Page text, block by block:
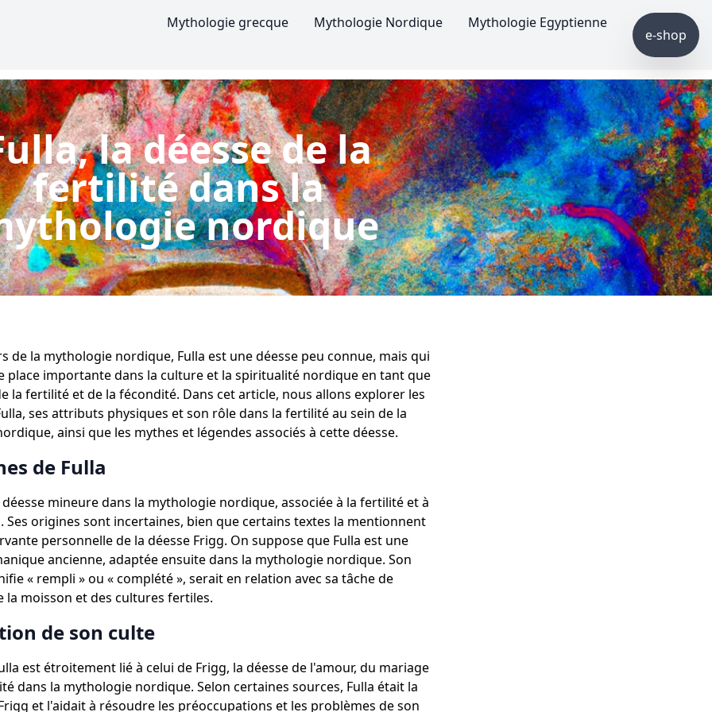
Mythologie grecque Mythologie Nordique Mythologie Egyptienne
e-shop
la déesse de la
fertilité dans la
nordique
de la mythologie nordique, Fulla est une déesse peu connue, mais qui
place importante dans la culture et la spiritualité nordique en tant que
la fertilité et de la fécondité. Dans cet article, nous allons explorer les
ses attributs physiques et son rôle dans la fertilité au sein de la
ainsi que les mythes et légendes associés à cette déesse.
de Fulla
mineure dans la mythologie nordique, associée à la fertilité et à
Ses origines sont incertaines, bien que certains textes la mentionnent
personnelle de la déesse Frigg. On suppose que Fulla est une
ancienne, adaptée ensuite dans la mythologie nordique. Son
« rempli » ou « complété », serait en relation avec sa tâche de
la moisson et des cultures fertiles.
de son culte
est étroitement lié à celui de Frigg, la déesse de l'amour, du mariage
dans la mythologie nordique. Selon certaines sources, Fulla était la
et l'aidait à résoudre les préoccupations et les problèmes de son